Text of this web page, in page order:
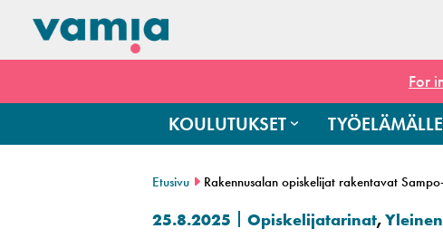
For
KOULUTUKSET TYÖELÄMÄLLE
Etusivu Rakennusalan opiskelijat rakentavat
25.8.2025 Opiskelijatarinat,Yleinen